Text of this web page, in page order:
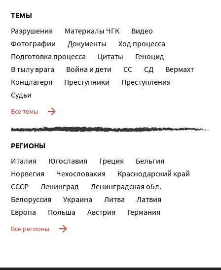
ТЕМЫ
Разрушения Материалы ЧГК
Видео
Фотографии
Документы
Ход процесса
Подготовка процесса
Цитаты
Геноцид
В тылу врага
Война и дети СС СД
Вермахт
Концлагеря
Преступники
Преступления
Судьи
Все темы
РЕГИОНЫ
Италия Югославия Греция
Бельгия
Норвегия
Чехословакия
Краснодарский край
СССР
Ленинград
Ленинградская обл.
Белоруссия
Украина Литва
Латвия
Европа
Польша Австрия Германия
Все регионы